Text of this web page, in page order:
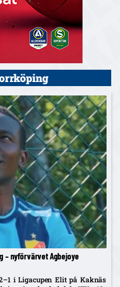
– nyförvärvet Agbejoye
i Ligacupen Elit på Kaknäs